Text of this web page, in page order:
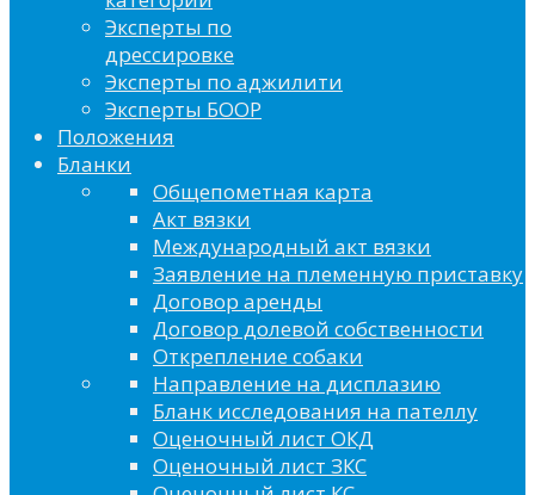
Эксперты по
дрессировке
Эксперты по аджилити
Эксперты БООР
Положения
Бланки
Общепометная карта
Акт вязки
Международный акт вязки
Заявление на племенную приставку
Договор аренды
Договор долевой собственности
Открепление собаки
Направление на дисплазию
Бланк исследования на пателлу
Оценочный лист ОКД
Оценочный лист ЗКС